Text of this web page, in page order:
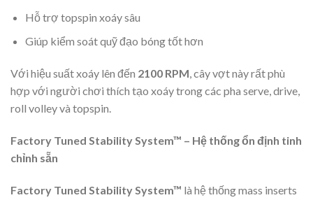
Hỗ trợ topspin xoáy sâu
Giúp kiểm soát quỹ đạo bóng tốt hơn
Với hiệu suất xoáy lên đến 2100 RPM, cây vợt này rất phù
hợp với người chơi thích tạo xoáy trong các pha serve, drive,
roll volley và topspin.
Factory Tuned Stability System™ – Hệ thống ổn định tinh
chỉnh sẵn
Factory Tuned Stability System™ là hệ thống mass inserts